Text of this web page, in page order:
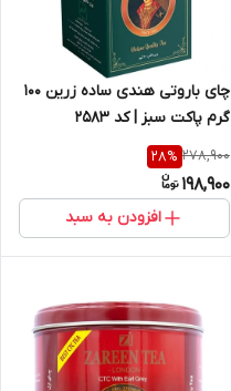
چای باروتی هندی ساده زرین 100
گرم پاکت سبز | کد 2583
278,900
28%
198,900
افزودن به سبد